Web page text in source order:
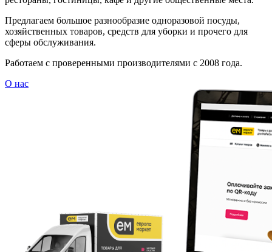
Предлагаем большое разнообразие одноразовой посуды,
хозяйственных товаров, средств для уборки и прочего для
сферы обслуживания.
Работаем с проверенными производителями с 2008 года.
О нас